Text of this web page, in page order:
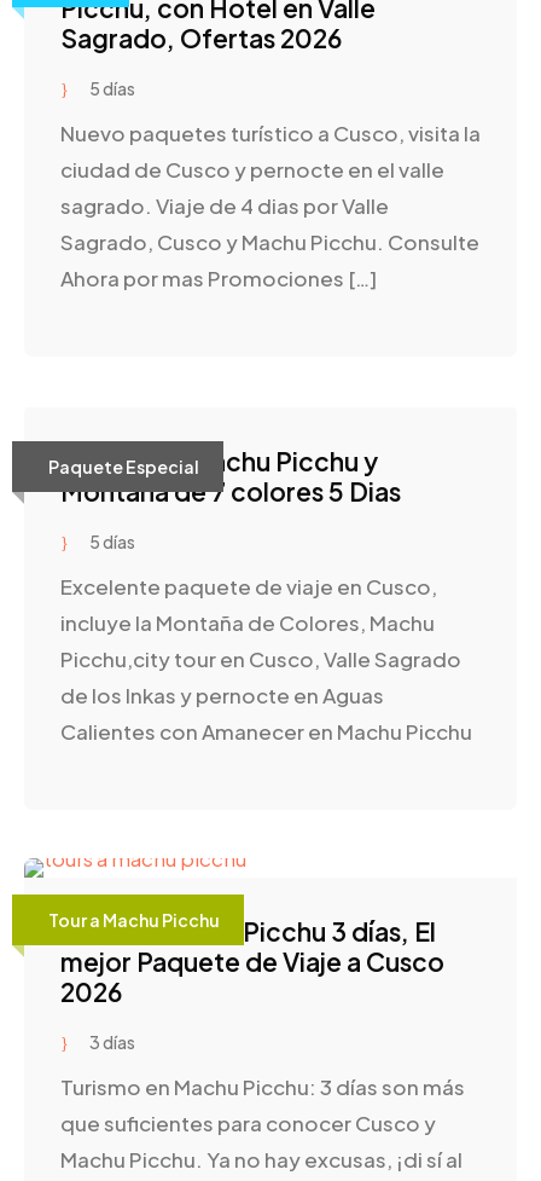
Picchu, con Hotel en Valle
Sagrado, Ofertas 2026
5 días
Nuevo paquetes turístico a Cusco, visita la
ciudad de Cusco y pernocte en el valle
sagrado. Viaje de 4 dias por Valle
Sagrado, Cusco y Machu Picchu. Consulte
Ahora por mas Promociones […]
Paquete Especial
Paquete a Machu Picchu y
Montaña de 7 colores 5 Dias
5 días
Excelente paquete de viaje en Cusco,
incluye la Montaña de Colores, Machu
Picchu,city tour en Cusco, Valle Sagrado
de los Inkas y pernocte en Aguas
Calientes con Amanecer en Machu Picchu
Tour a Machu Picchu
Tour en Machu Picchu 3 días, El
mejor Paquete de Viaje a Cusco
2026
3 días
Turismo en Machu Picchu: 3 días son más
que suficientes para conocer Cusco y
Machu Picchu. Ya no hay excusas, ¡di sí al